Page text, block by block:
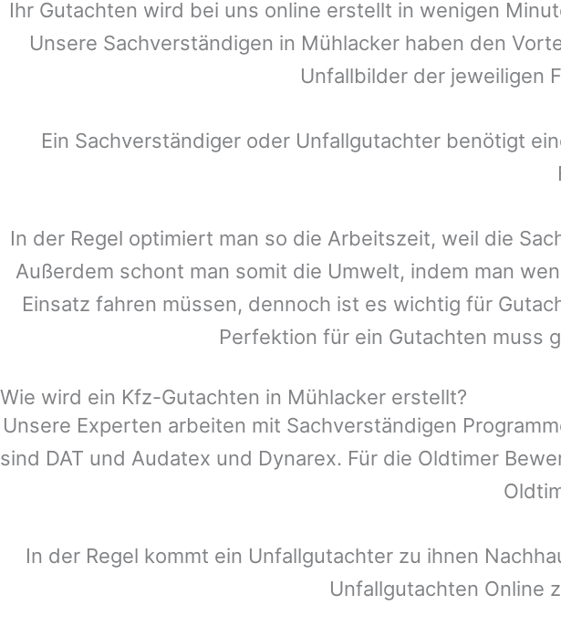
Ihr Gutachten wird bei uns online erstellt in wenigen
Unsere Sachverständigen in Mühlackerhaben den
Unfallbilder der jeweiligen
Ein Sachverständiger oder Unfallgutachter benötigt
In der Regel optimiert man so die Arbeitszeit, weil die
Außerdem schont man somit die Umwelt, indem man
Einsatz fahren müssen, dennoch ist es wichtig für
Perfektion für ein Gutachten muss
Wie wird ein Kfz-Gutachten in Mühlacker erstellt?
Unsere Experten arbeiten mit Sachverständigen
sind DAT und Audatex und Dynarex. Für die Oldtimer
In der Regel kommt ein Unfallgutachter zu ihnen
Unfallgutachten Online